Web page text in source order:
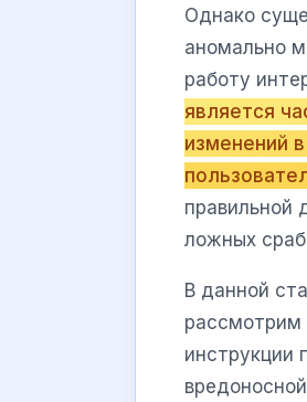
Однако
аномально
работу
является
изменений
правильной
ложных
В данной
рассмотрим
инструкции